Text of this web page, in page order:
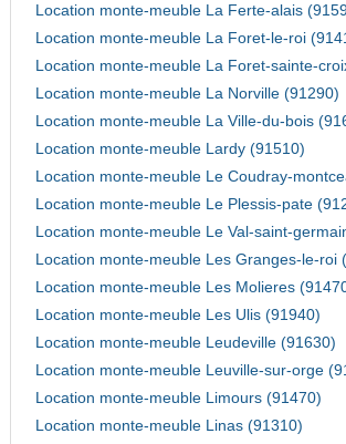
Location monte-meuble La Ferte-alais
Location monte-meuble La Foret-le-roi
Location monte-meuble La Foret-sainte-
Location monte-meuble La Norville (91290)
Location monte-meuble La Ville-du-bois
Location monte-meuble Lardy (91510)
Location monte-meuble Le Coudray-
Location monte-meuble Le Plessis-pate
Location monte-meuble Le Val-saint-
Location monte-meuble Les Granges-le-roi
Location monte-meuble Les Molieres
Location monte-meuble Les Ulis (91940)
Location monte-meuble Leudeville (91630)
Location monte-meuble Leuville-sur-orge
Location monte-meuble Limours (91470)
Location monte-meuble Linas (91310)